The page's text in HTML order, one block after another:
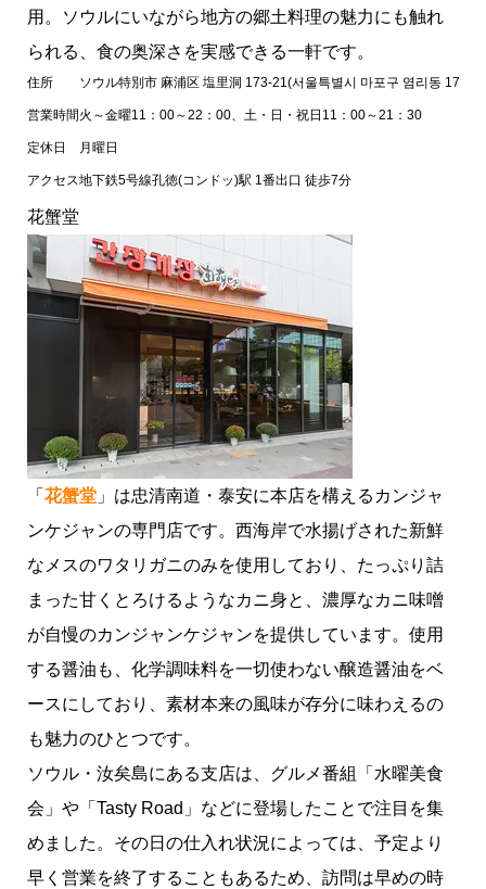
用。ソウルにいながら地方の郷土料理の魅力にも触れ
られる、食の奥深さを実感できる一軒です。
住所 ソウル特別市 麻浦区 塩里洞 173-21(서울특별시 마포구 염리동 173-
営業時間火～金曜11：00～22：00、土・日・祝日11：00～21：30
定休日 月曜日
アクセス地下鉄5号線孔徳(コンドッ)駅 1番出口 徒歩7分
花蟹堂
「 花蟹堂」は忠清南道・泰安に本店を構えるカンジャ
ンケジャンの専門店です。西海岸で水揚げされた新鮮
なメスのワタリガニのみを使用しており、たっぷり詰
まった甘くとろけるようなカニ身と、濃厚なカニ味噌
が自慢のカンジャンケジャンを提供しています。使用
する醤油も、化学調味料を一切使わない醸造醤油をベ
ースにしており、素材本来の風味が存分に味わえるの
も魅力のひとつです。
ソウル・汝矣島にある支店は、グルメ番組「水曜美食
会」や「Tasty Road」などに登場したことで注目を集
めました。その日の仕入れ状況によっては、予定より
早く営業を終了することもあるため、訪問は早めの時